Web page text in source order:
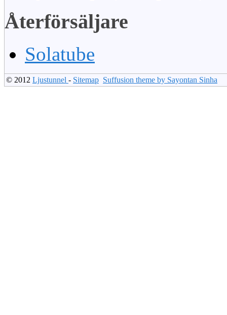
Återförsäljare
Solatube
© 2012 Ljustunnel - Sitemap Suffusion theme by Sayontan Sinha